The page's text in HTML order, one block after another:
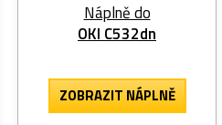
Náplně do
OKI C532dn
ZOBRAZITNÁPLNĚ